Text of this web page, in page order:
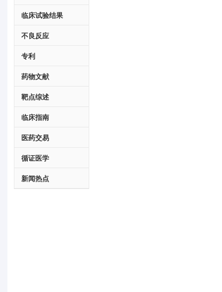
临床试验结果
不良反应
专利
药物文献
靶点综述
临床指南
医药交易
循证医学
新闻热点